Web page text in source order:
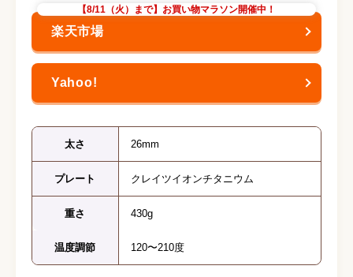
【8/11（火）まで】お買い物マラソン開催中！
太さ 26mm
プレート クレイツイオンチタニウム
重さ 430g
温度調節 120〜210度